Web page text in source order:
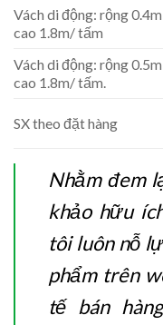
Vách di động: rộng
cao 1.8m/ tấm
Vách di động: rộng
cao 1.8m/ tấm.
SX theo đặt hàng
Nhằm đem
khảo hữu
tôi luôn nỗ
phẩm trên
tế bán